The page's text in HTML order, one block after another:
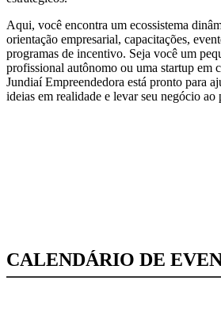
Aqui, você encontra um ecossistema
orientação empresarial, capacitações,
programas de incentivo. Seja você um
profissional autônomo ou uma startup em
Jundiaí Empreendedora está pronto para
ideias em realidade e levar seu negócio
CALENDÁRIO DE